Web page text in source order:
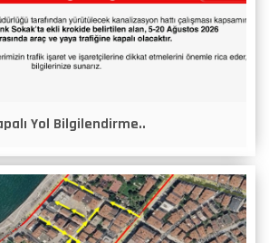
Yol Bilgilendirme..